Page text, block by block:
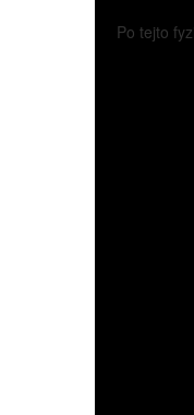
Po tejto